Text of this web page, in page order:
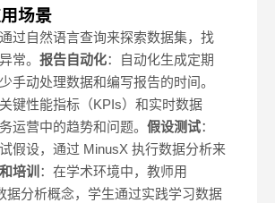
场景
过自然语言查询来探索数据集，找
常。 报告自动化：自动化生成定期
手动处理数据和编写报告的时间。
键性能指标（KPIs）和实时数据
运营中的趋势和问题。 假设测试：
假设，通过 MinusX 执行数据分析来
培训 ：在学术环境中，教师用
据分析概念，学生通过实践学习数据